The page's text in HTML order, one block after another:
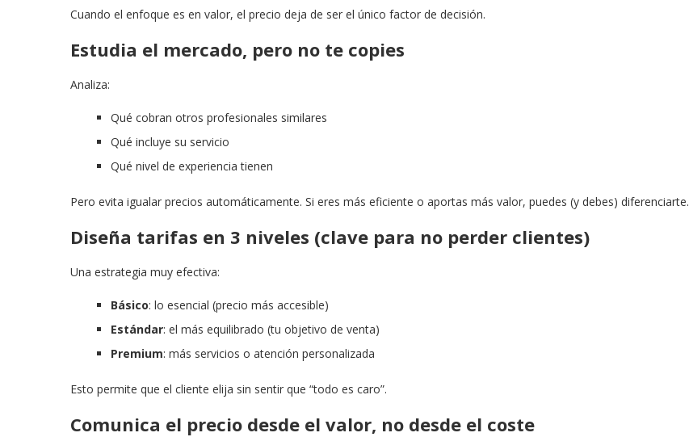
Cuando el enfoque es en valor, el precio deja de ser el único factor de decisión.
Estudia el mercado, pero no te copies
Analiza:
Qué cobran otros profesionales similares
Qué incluye su servicio
Qué nivel de experiencia tienen
Pero evita igualar precios automáticamente. Si eres más eficiente o aportas más valor, puedes (y debes) diferenciarte.
Diseña tarifas en 3 niveles (clave para no perder clientes)
Una estrategia muy efectiva:
Básico: lo esencial (precio más accesible)
Estándar: el más equilibrado (tu objetivo de venta)
Premium: más servicios o atención personalizada
Esto permite que el cliente elija sin sentir que “todo es caro”.
Comunica el precio desde el valor, no desde el coste